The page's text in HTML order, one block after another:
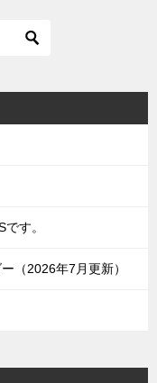
す。
（2026年7月更新）